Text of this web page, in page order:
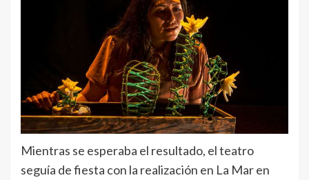
Mientras se esperaba el resultado, el teatro
seguía de fiesta con la realización en La Mar en